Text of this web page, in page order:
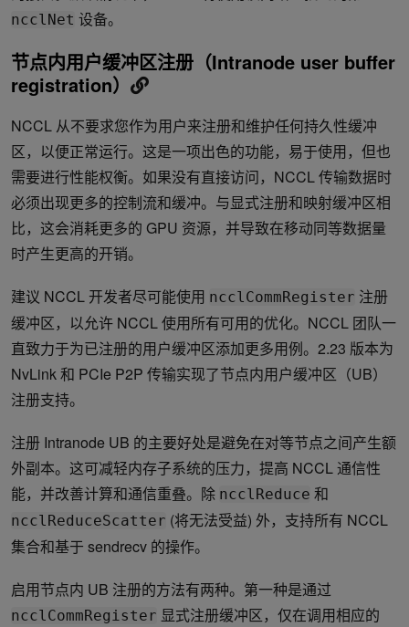
ncclNet 设备。
节点内用户缓冲区注册（Intranode user buffer
registration）
NCCL 从不要求您作为用户来注册和维护任何持久性缓冲
区，以便正常运行。这是一项出色的功能，易于使用，但也
需要进行性能权衡。如果没有直接访问，NCCL 传输数据时
必须出现更多的控制流和缓冲。与显式注册和映射缓冲区相
比，这会消耗更多的 GPU 资源，并导致在移动同等数据量
时产生更高的开销。
建议 NCCL 开发者尽可能使用 ncclCommRegister 注册
缓冲区，以允许 NCCL 使用所有可用的优化。NCCL 团队一
直致力于为已注册的用户缓冲区添加更多用例。2.23 版本为
NvLink 和 PCIe P2P 传输实现了节点内用户缓冲区（UB）
注册支持。
注册 Intranode UB 的主要好处是避免在对等节点之间产生额
外副本。这可减轻内存子系统的压力，提高 NCCL 通信性
能，并改善计算和通信重叠。除 ncclReduce 和
ncclReduceScatter (将无法受益) 外，支持所有 NCCL
集合和基于 sendrecv 的操作。
启用节点内 UB 注册的方法有两种。第一种是通过
ncclCommRegister 显式注册缓冲区，仅在调用相应的